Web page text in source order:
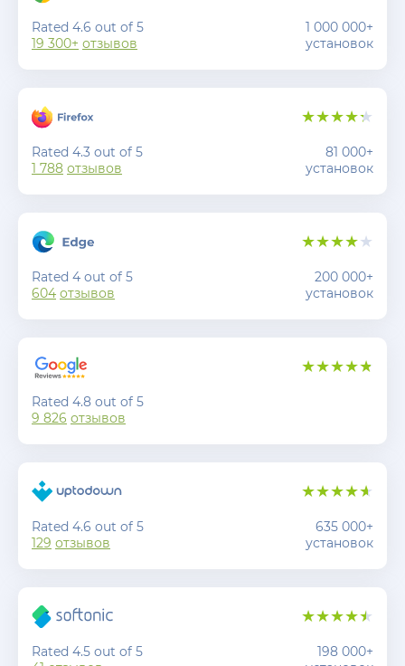
Rated 4.6 out of 5
19 300+ отзывов
1 000 000+
установок
Rated 4.3 out of 5
1 788 отзывов
81 000+
установок
Rated 4 out of 5
604 отзывов
200 000+
установок
Rated 4.8 out of 5
9 826 отзывов
Rated 4.6 out of 5
129 отзывов
635 000+
установок
Rated 4.5 out of 5
198 000+